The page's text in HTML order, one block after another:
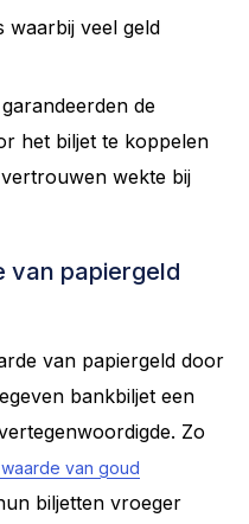
waarbij veel geld
de
het biljet te koppelen
wekte bij
van papiergeld
van papiergeld door
bankbiljet een
Zo
van goud
biljetten vroeger